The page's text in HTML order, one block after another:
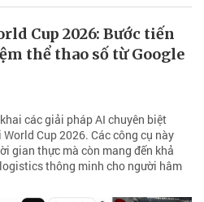
Cup 2026: Bước tiến
thể thao số từ Google
các giải pháp AI chuyên biệt
Cup 2026. Các công cụ này
gian thực mà còn mang đến khả
thông minh cho người hâm